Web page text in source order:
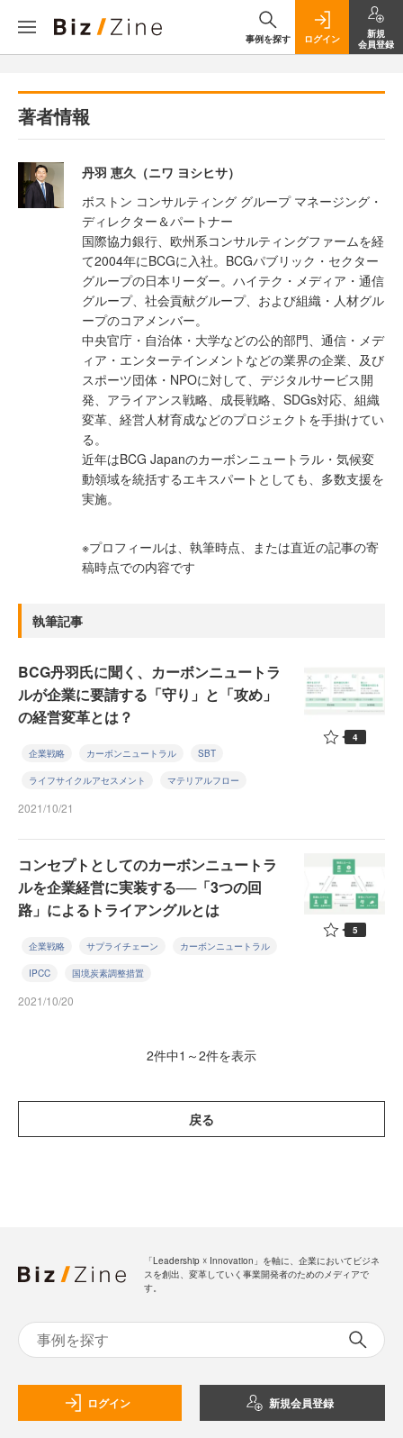
事例を探す ログイン
新規
会員登録
著者情報
丹羽 恵久（ニワ ヨシヒサ）
ボストン コンサルティング グループ マネージング・
ディレクター＆パートナー
国際協力銀行、欧州系コンサルティングファームを経
て2004年にBCGに入社。BCGパブリック・セクター
グループの日本リーダー。ハイテク・メディア・通信
グループ、社会貢献グループ、および組織・人材グル
ープのコアメンバー。
中央官庁・自治体・大学などの公的部門、通信・メデ
ィア・エンターテインメントなどの業界の企業、及び
スポーツ団体・NPOに対して、デジタルサービス開
発、アライアンス戦略、成長戦略、SDGs対応、組織
変革、経営人材育成などのプロジェクトを手掛けてい
る。
近年はBCG Japanのカーボンニュートラル・気候変
動領域を統括するエキスパートとしても、多数支援を
実施。
※プロフィールは、執筆時点、または直近の記事の寄
稿時点での内容です
執筆記事
BCG丹羽氏に聞く、カーボンニュートラ
ルが企業に要請する「守り」と「攻め」
の経営変革とは？
企業戦略 カーボンニュートラル SBT
ライフサイクルアセスメント マテリアルフロー
2021/10/21
4
コンセプトとしてのカーボンニュートラ
ルを企業経営に実装する──「3つの回
路」によるトライアングルとは
企業戦略 サプライチェーン カーボンニュートラル
IPCC 国境炭素調整措置
2021/10/20
5
2件中1～2件を表示
戻る
「Leadership ☓ Innovation」を軸に、企業においてビジネ
スを創出、変革していく事業開発者のためのメディアで
す。
ログイン 新規会員登録